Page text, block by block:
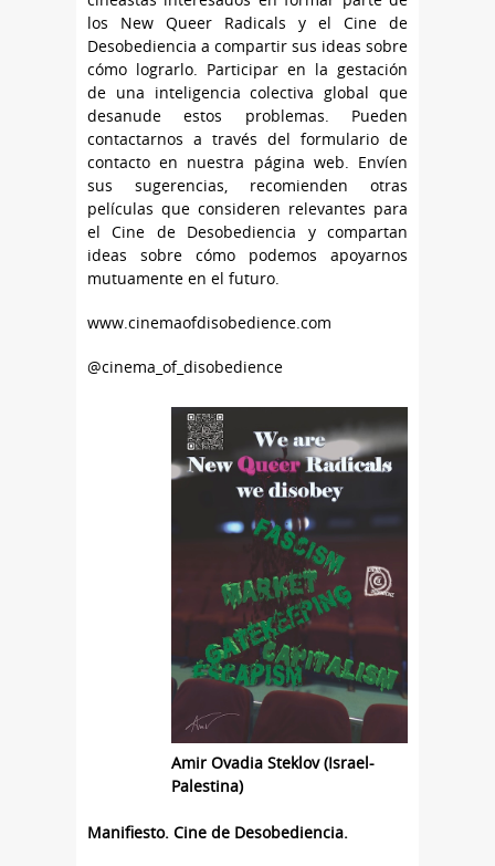
los New Queer Radicals y el Cine de
Desobediencia a compartir sus ideas sobre
cómo lograrlo. Participar en la gestación
de una inteligencia colectiva global que
desanude estos problemas. Pueden
contactarnos a través del formulario de
contacto en nuestra página web. Envíen
sus sugerencias, recomienden otras
películas que consideren relevantes para
el Cine de Desobediencia y compartan
ideas sobre cómo podemos apoyarnos
mutuamente en el futuro.
www.cinemaofdisobedience.com
@cinema_of_disobedience
Amir Ovadia Steklov (Israel-
Palestina)
Manifiesto. Cine de Desobediencia.